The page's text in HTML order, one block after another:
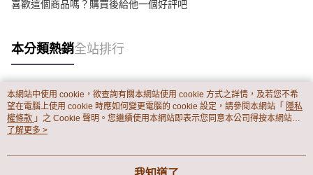
喜歡這個商品嗎？購買後給他一個好評吧
本分類熱銷全站排行
熱門標籤
本網站中使用 cookie，欲查詢有關本網站使用 cookie 方式之詳情，及若您不希
望在電腦上使用 cookie 時應如何變更電腦的 cookie 設定，請參閱本網站「 隱私
權條款 」之 Cookie 聲明。您繼續使用本網站即表示您同意本公司得按本網站使
用條款之 Cookie 聲明使用 cookie。
了解更多 >